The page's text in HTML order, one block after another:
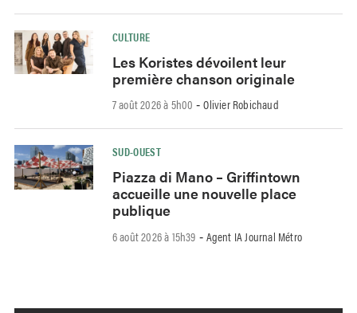
CULTURE
Les Koristes dévoilent leur
première chanson originale
7 août 2026 à 5h00 -Olivier Robichaud
SUD-OUEST
Piazza di Mano – Griffintown
accueille une nouvelle place
publique
6 août 2026 à 15h39 - Agent IA Journal Métro